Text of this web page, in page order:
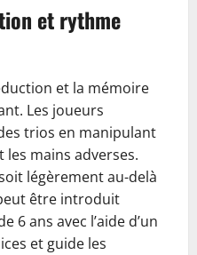
et rythme
et la mémoire
Les joueurs
trios en manipulant
mains adverses.
légèrement au-delà
être introduit
6 ans avec l’aide d’un
et guide les